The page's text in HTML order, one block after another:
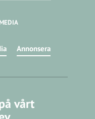
Annonsera
vårt